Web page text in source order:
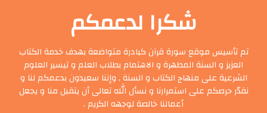
شكرا لدعمكم
تم تأسيس موقع سورة قرآن كبادرة متواضعة بهدف خدمة الكتاب
العزيز و السنة المطهرة و الاهتمام بطلاب العلم و تيسير العلوم
الشرعية على منهاج الكتاب و السنة , وإننا سعيدون بدعمكم لنا و
نقدّر حرصكم على استمرارنا و نسأل الله تعالى أن يتقبل منا و يجعل
أعمالنا خالصة لوجهه الكريم .